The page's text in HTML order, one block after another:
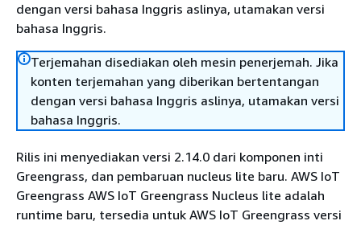
dengan versi bahasa Inggris aslinya, utamakan versi
bahasa Inggris.
Terjemahan disediakan oleh mesin penerjemah. Jika
konten terjemahan yang diberikan bertentangan
dengan versi bahasa Inggris aslinya, utamakan versi
bahasa Inggris.
Rilis ini menyediakan versi 2.14.0 dari komponen inti
Greengrass, dan pembaruan nucleus lite baru. AWS IoT
Greengrass AWS IoT Greengrass Nucleus lite adalah
runtime baru, tersedia untuk AWS IoT Greengrass versi